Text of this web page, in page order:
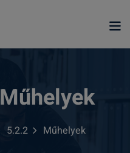
Műhelyek
5.2.2 Műhelyek